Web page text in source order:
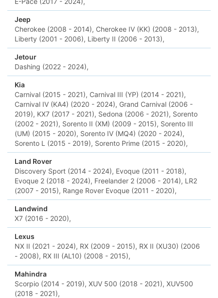
Jeep
Cherokee (2008 - 2014), Cherokee IV (KK) (2008 - 2013),
Liberty (2001 - 2006), Liberty II (2006 - 2013),
Jetour
Dashing (2022 - 2024),
Kia
Carnival (2015 - 2021), Carnival III (YP) (2014 - 2021),
Carnival IV (KA4) (2020 - 2024), Grand Carnival (2006 -
2019), KX7 (2017 - 2021), Sedona (2006 - 2021), Sorento
(2002 - 2021), Sorento II (XM) (2009 - 2015), Sorento III
(UM) (2015 - 2020), Sorento IV (MQ4) (2020 - 2024),
Sorento L (2015 - 2019), Sorento Prime (2015 - 2020),
Land Rover
Discovery Sport (2014 - 2024), Evoque (2011 - 2018),
Evoque 2 (2018 - 2024), Freelander 2 (2006 - 2014), LR2
(2007 - 2015), Range Rover Evoque (2011 - 2020),
Landwind
X7 (2016 - 2020),
Lexus
NX II (2021 - 2024), RX (2009 - 2015), RX II (XU30) (2006
- 2008), RX III (AL10) (2008 - 2015),
Mahindra
Scorpio (2014 - 2019), XUV 500 (2018 - 2021), XUV500
(2018 - 2021),